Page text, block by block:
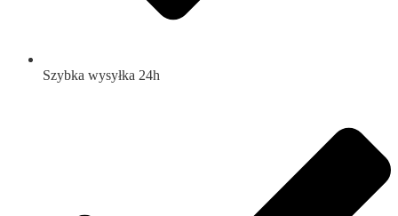
Szybka wysyłka 24h